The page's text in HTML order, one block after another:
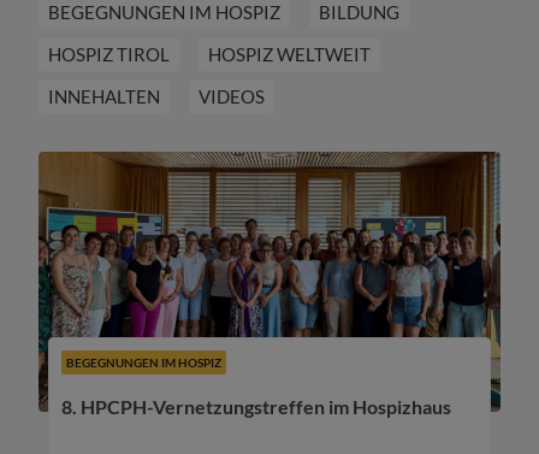
BEGEGNUNGEN IM HOSPIZ
BILDUNG
HOSPIZ TIROL
HOSPIZ WELTWEIT
INNEHALTEN
VIDEOS
BEGEGNUNGEN IM HOSPIZ
8. HPCPH-Vernetzungstreffen im Hospizhaus